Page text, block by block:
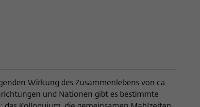
Wirkung des Zusammenlebens von ca.
und Nationen gibt es bestimmte